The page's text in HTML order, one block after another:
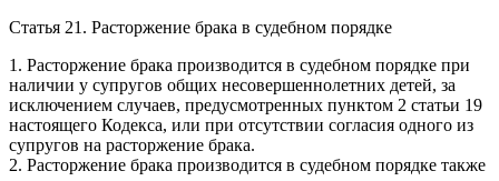
Статья 21. Расторжение брака в судебном порядке
1. Расторжение брака производится в судебном порядке при
наличии у супругов общих несовершеннолетних детей, за
исключением случаев, предусмотренных пунктом 2 статьи 19
настоящего Кодекса, или при отсутствии согласия одного из
супругов на расторжение брака.
2. Расторжение брака производится в судебном порядке также